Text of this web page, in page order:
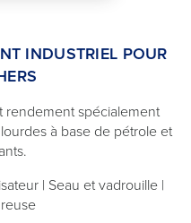
INDUSTRIEL POUR
rendement spécialement
à base de pétrole et
| Seau et vadrouille |